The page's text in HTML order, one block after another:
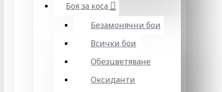
Боя за коса
Безамонячни бои
Всички бои
Обезцветяване
Оксиданти